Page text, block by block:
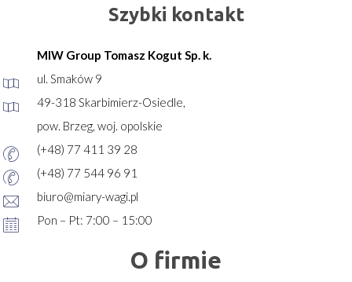
Szybki kontakt
MIW Group Tomasz Kogut Sp. k.
ul. Smaków 9
49-318 Skarbimierz-Osiedle,
pow. Brzeg, woj. opolskie
(+48) 77 411 39 28
(+48) 77 544 96 91
biuro@miary-wagi.pl
Pon – Pt: 7:00 – 15:00
O firmie